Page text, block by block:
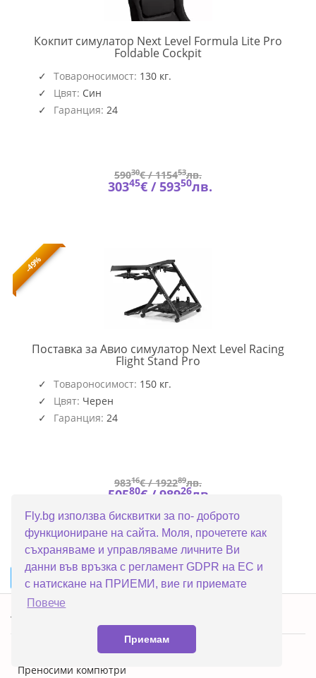
Fly.bg използва бисквитки за по- доброто
функциониране на сайта. Моля, прочетете как
съхраняваме и управляваме личните Ви
данни във връзка с регламент GDPR на ЕС и
с натискане на ПРИЕМИ, вие ги приемате
Повече
Приемам
Кокпит симулатор Next Level Formula Lite Pro
Foldable CockpitNEXT-
Товароносимост: 130 кг.
Цвят: Син
Гаранция: 24
59030€ /115453лв.
30345€ / 59350лв.
-49%
Поставка за Авио симулатор Next Level Racing
Flight Stand Pro
Товароносимост: 150 кг.
Цвят: Черен
Гаранция: 24
98316€ /192289лв.
50580€ /98926лв.
1 5 ...
Топ категории
Преносими компютри